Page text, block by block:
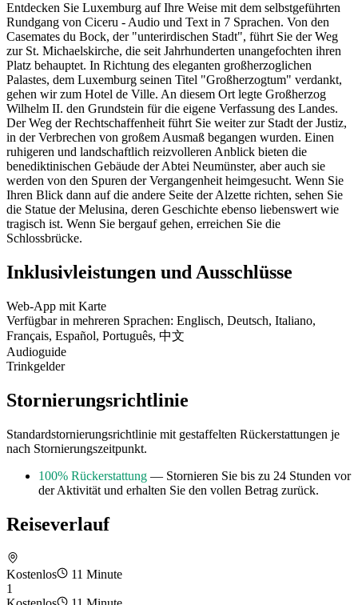
Entdecken Sie Luxemburg auf Ihre Weise mit dem selbstgeführten
Rundgang von Ciceru - Audio und Text in 7 Sprachen. Von den
Casemates du Bock, der "unterirdischen Stadt", führt Sie der Weg
zur St. Michaelskirche, die seit Jahrhunderten unangefochten ihren
Platz behauptet. In Richtung des eleganten großherzoglichen
Palastes, dem Luxemburg seinen Titel "Großherzogtum" verdankt,
gehen wir zum Hotel de Ville. An diesem Ort legte Großherzog
Wilhelm II. den Grundstein für die eigene Verfassung des Landes.
Der Weg der Rechtschaffenheit führt Sie weiter zur Stadt der Justiz,
in der Verbrechen von großem Ausmaß begangen wurden. Einen
ruhigeren und landschaftlich reizvolleren Anblick bieten die
benediktinischen Gebäude der Abtei Neumünster, aber auch sie
werden von den Spuren der Vergangenheit heimgesucht. Wenn Sie
Ihren Blick dann auf die andere Seite der Alzette richten, sehen Sie
die Statue der Melusina, deren Geschichte ebenso liebenswert wie
tragisch ist. Wenn Sie bergauf gehen, erreichen Sie die
Schlossbrücke.
Inklusivleistungen und Ausschlüsse
Web-App mit Karte
Verfügbar in mehreren Sprachen: Englisch, Deutsch, Italiano,
Français, Español, Português, 中文
Audioguide
Trinkgelder
Stornierungsrichtlinie
Standardstornierungsrichtlinie mit gestaffelten Rückerstattungen je
nach Stornierungszeitpunkt.
100% Rückerstattung — Stornieren Sie bis zu 24 Stunden vor
der Aktivität und erhalten Sie den vollen Betrag zurück.
Reiseverlauf
Kostenlos
11 Minute
1